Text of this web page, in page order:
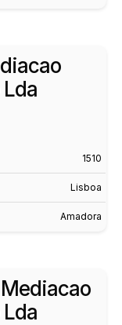
1510
Lisboa
Amadora